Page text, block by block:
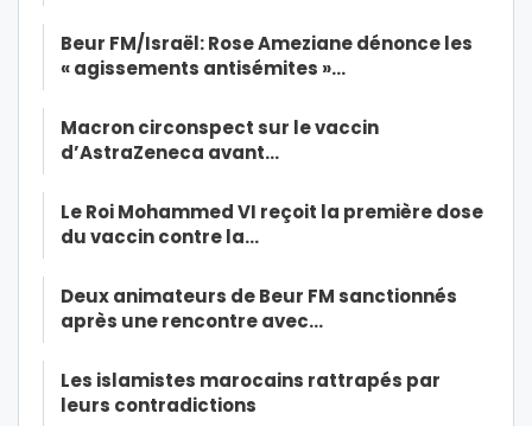
Beur FM/Israël: Rose Ameziane dénonce les
« agissements antisémites »…
Macron circonspect sur le vaccin
d’AstraZeneca avant…
Le Roi Mohammed VI reçoit la première dose
du vaccin contre la…
Deux animateurs de Beur FM sanctionnés
après une rencontre avec…
Les islamistes marocains rattrapés par
leurs contradictions